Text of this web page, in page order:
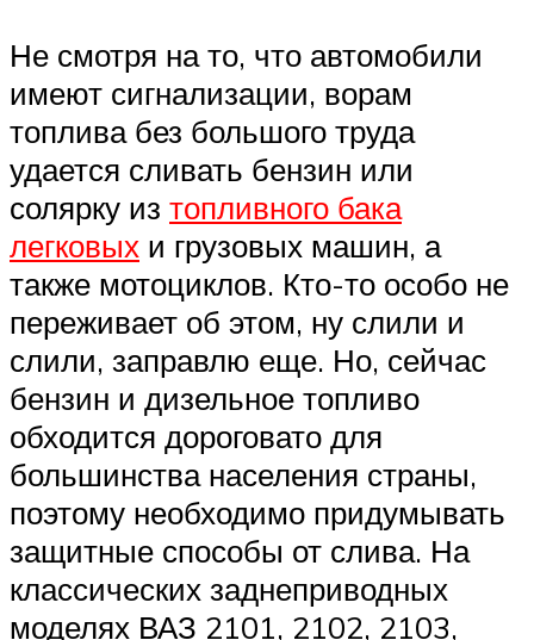
Не смотря на то, что автомобили
имеют сигнализации, ворам
топлива без большого труда
удается сливать бензин или
солярку из топливного бака
легковых и грузовых машин, а
также мотоциклов. Кто-то особо не
переживает об этом, ну слили и
слили, заправлю еще. Но, сейчас
бензин и дизельное топливо
обходится дороговато для
большинства населения страны,
поэтому необходимо придумывать
защитные способы от слива. На
классических заднеприводных
моделях ВАЗ 2101, 2102, 2103,